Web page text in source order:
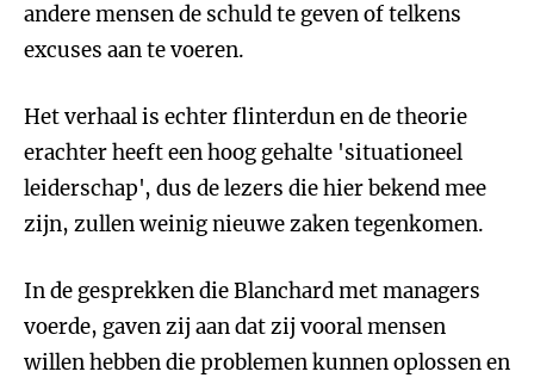
andere mensen de schuld te geven of telkens
excuses aan te voeren.
Het verhaal is echter flinterdun en de theorie
erachter heeft een hoog gehalte 'situationeel
leiderschap', dus de lezers die hier bekend mee
zijn, zullen weinig nieuwe zaken tegenkomen.
In de gesprekken die Blanchard met managers
voerde, gaven zij aan dat zij vooral mensen
willen hebben die problemen kunnen oplossen en